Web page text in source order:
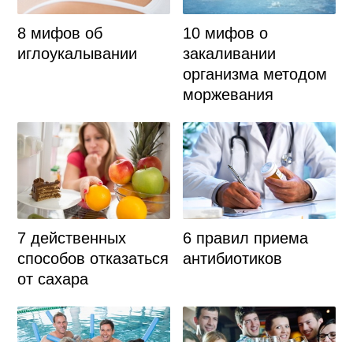
8 мифов об
иглоукалывании
10 мифов о
закаливании
организма методом
моржевания
7 действенных
способов отказаться
от сахара
6 правил приема
антибиотиков